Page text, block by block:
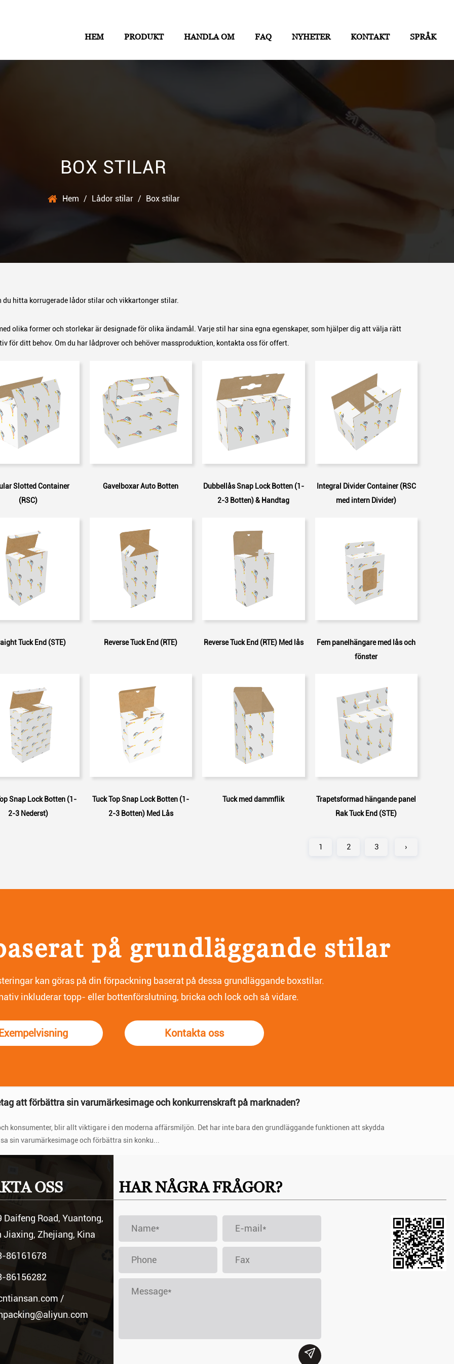
HEM PRODUKT HANDLA OM FAQ NYHETER KONTAKT SPRÅK
BOX STILAR
Hem / Lådor stilar / Box stilar
du hitta korrugerade lådor stilar och vikkartonger stilar.
olika former och storlekar är designade för olika ändamål. Varje stil har sina egna egenskaper, som hjälper dig att välja rätt
för ditt behov. Om du har lådprover och behöver massproduktion, kontakta oss för offert.
Slotted Container
(RSC)
Gavelboxar Auto Botten
Dubbellås Snap Lock Botten (1-
2-3 Botten) & Handtag
Integral Divider Container (RSC
med intern Divider)
Tuck End (STE) Reverse Tuck End (RTE) Reverse Tuck End (RTE) Med lås
Fem panelhängare med lås och
fönster
Snap Lock Botten (1-
2-3 Nederst)
Tuck Top Snap Lock Botten (1-
2-3 Botten) Med Lås
Tuck med dammflik
Trapetsformad hängande panel
Rak Tuck End (STE)
1 2 3 ›
på grundläggande stilar
kan göras på din förpackning baserat på dessa grundläggande boxstilar.
inkluderar topp- eller bottenförslutning, bricka och lock och så vidare.
Exempelvisning Kontakta oss
att förbättra sin varumärkesimage och konkurrenskraft på marknaden?
sin varumärkesimage och förbättra sin konku...
förnyelsebart och biologiskt nedbrytbart
plaster, polyesterfibrer eller andra syntetiska material, har BOMULL och LINE visat betydande fördelar inom miljöskyddsområdet
Dessa två naturfibrer härstammar inte bar...
OSS
Daifeng Road, Yuantong,
Jiaxing, Zhejiang, Kina
86161678
86156282
/
HAR NÅGRA FRÅGOR?